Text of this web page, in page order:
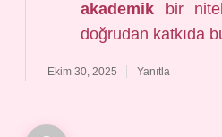
akademikbir
doğrudan katkıda
Ekim 30, 2025 Yanıtla